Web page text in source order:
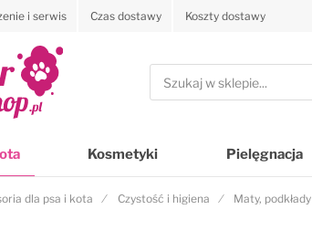
i serwis Czas dostawy Koszty dostawy
Szukaj
Kosmetyki Pielęgnacja
dla psa i kota Czystość i higiena Maty, podkłady